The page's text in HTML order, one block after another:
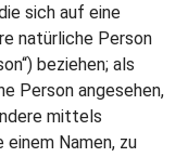
sich auf eine
natürliche Person
beziehen; als
Person angesehen,
mittels
einem Namen, zu